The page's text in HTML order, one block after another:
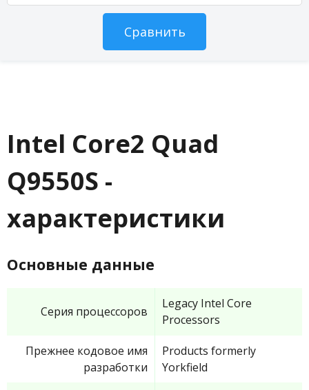
Intel Core2 Quad
Q9550S -
характеристики
Основные данные
Серия процессоров
Legacy Intel Core
Processors
Прежнее кодовое имя
разработки
Products formerly
Yorkfield